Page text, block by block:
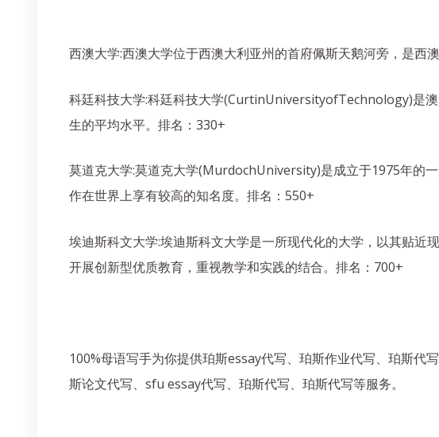
西澳大学:西澳大学位于西澳大利亚州的首府佩斯天鹅河旁，是
科廷科技大学:科廷科技大学(CurtinUniversityofTechnology)是
生的平均水平。排名：330+
莫道克大学:莫道克大学(MurdochUniversity)是成立于1975年的
作在世界上享有较高的知名度。排名：550+
埃迪斯科文大学:埃迪斯科文大学是一所现代化的大学，以其贴近
开展创新型优质教育，重视教学和实践的结合。排名：700+
100%母语写手为你提供珀斯essay代写、珀斯作业代写、珀斯
斯论文代写、sfu essay代写、珀斯代写、珀斯代写等服务。